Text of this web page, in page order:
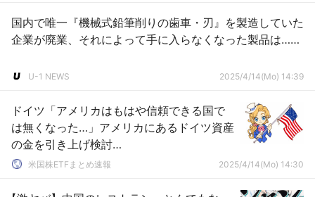
国内で唯一『機械式鉛筆削りの歯車・刃』を製造していた
企業が廃業、それによって手に入らなくなった製品は……
U-1 NEWS 2025/4/14(Mo) 14:39
ドイツ「アメリカはもはや信頼できる国で
は無くなった…」アメリカにあるドイツ資産
の金を引き上げ検討…
米国株ETFまとめ速報 2025/4/14(Mo) 14:30